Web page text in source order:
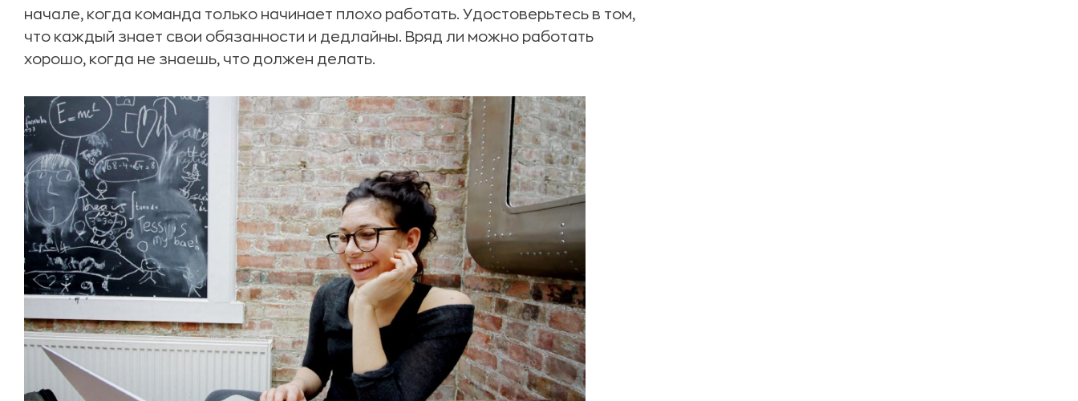
начале, когда команда только начинает плохо работать. Удостоверьтесь в том,
что каждый знает свои обязанности и дедлайны. Вряд ли можно работать
хорошо, когда не знаешь, что должен делать.